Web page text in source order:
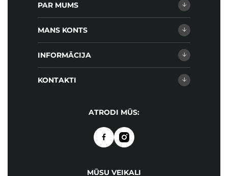
PAR MUMS
MANS KONTS
INFORMĀCIJA
KONTAKTI
ATRODI MŪS:
MŪSU VEIKALI